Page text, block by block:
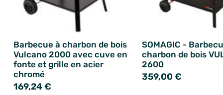
Barbecue à charbon de bois
Vulcano 2000 avec cuve en
fonte et grille en acier
chromé
169,24 €
SOMAGIC -
charbon de bois
2600
359,00 €